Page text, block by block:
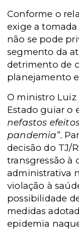
Conforme o
exige a
não se pode
segmento da
detrimento de
planejamento
O ministro Luiz
Estado guiar o
nefastos
pandemia”.
decisão do TJ/
transgressão à
administrativa
violação à
possibilidade
medidas
epidemia